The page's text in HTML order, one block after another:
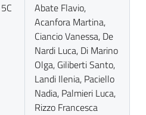
5C
Abate Flavio,
Acanfora Martina,
Ciancio Vanessa, De
Nardi Luca, Di Marino
Olga, Giliberti Santo,
Landi Ilenia, Paciello
Nadia, Palmieri Luca,
Rizzo Francesca